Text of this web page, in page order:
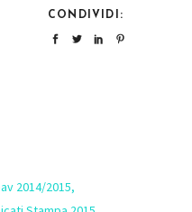
CONDIVIDI:
2014/2015,